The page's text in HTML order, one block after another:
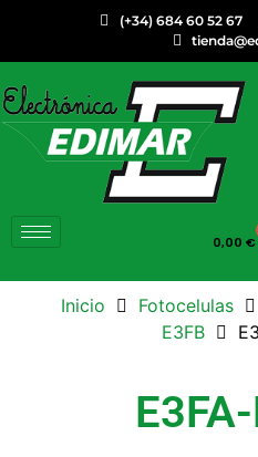
(+34) 684 60 52 67
0,00 €
Inicio Fotocelulas
E3FB